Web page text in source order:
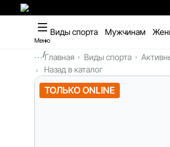
Меню
Виды спорта Мужчинам
...Главная Виды спорта
Назад в каталог
ТОЛЬКО ONLINE